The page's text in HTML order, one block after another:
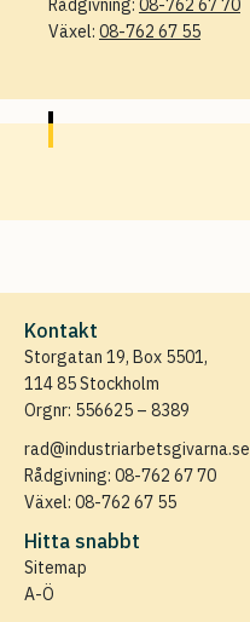
Rådgivning: 08-762 67 70
Växel: 08-762 67 55
Kontakt
Storgatan 19, Box 5501,
114 85 Stockholm
Orgnr: 556625 – 8389
rad@industriarbetsgivarna.se
Rådgivning: 08-762 67 70
Växel: 08-762 67 55
Hitta snabbt
Sitemap
A-Ö